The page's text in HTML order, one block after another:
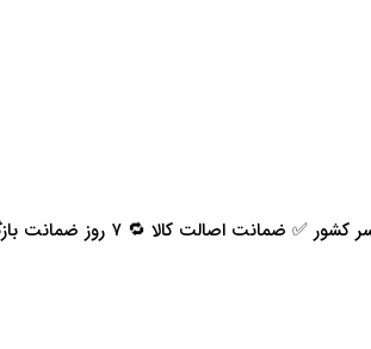
کالا 🔁 ۷ روز ضمانت بازگشت 📞 پشتیبانی واقعی